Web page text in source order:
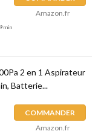
min
Amazon.fr
2 en 1 Aspirateur
Batterie...
COMMANDER
Amazon.fr